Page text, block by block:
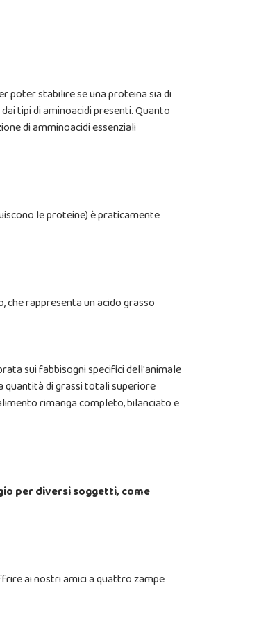
poter stabilire se una proteina sia di
tipi di aminoacidi presenti. Quanto
di amminoacidi essenziali
le proteine) è praticamente
che rappresenta un acido grasso
sui fabbisogni specifici dell'animale
quantità di grassi totali superiore
rimanga completo, bilanciato e
per diversi soggetti, come
ai nostri amici a quattro zampe